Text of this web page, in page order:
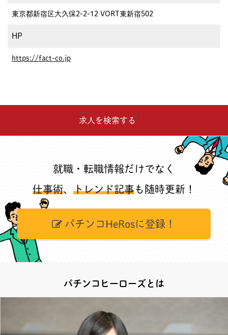
東京都新宿区大久保2-2-12 VORT東新宿502
HP
https://fact-co.jp
求人を検索する
就職・転職情報だけでなく
仕事術、 トレンド記事も随時更新！
パチンコHeRosに登録！
パチンコヒーローズとは